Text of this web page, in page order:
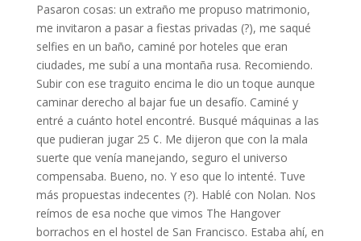
Pasaron cosas: un extraño me propuso matrimonio,
me invitaron a pasar a fiestas privadas (?), me saqué
selfies en un baño, caminé por hoteles que eran
ciudades, me subí a una montaña rusa. Recomiendo.
Subir con ese traguito encima le dio un toque aunque
caminar derecho al bajar fue un desafío. Caminé y
entré a cuánto hotel encontré. Busqué máquinas a las
que pudieran jugar 25 ¢. Me dijeron que con la mala
suerte que venía manejando, seguro el universo
compensaba. Bueno, no. Y eso que lo intenté. Tuve
más propuestas indecentes (?). Hablé con Nolan. Nos
reímos de esa noche que vimos The Hangover
borrachos en el hostel de San Francisco. Estaba ahí, en